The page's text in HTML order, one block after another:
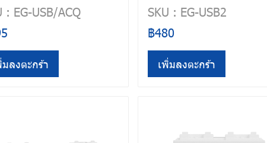
: EG-USB/ACQ
มลงตะกร้า
SKU : EG-USB2
฿480
เพิ่มลงตะกร้า